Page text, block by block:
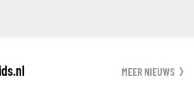
MEER NIEUWS